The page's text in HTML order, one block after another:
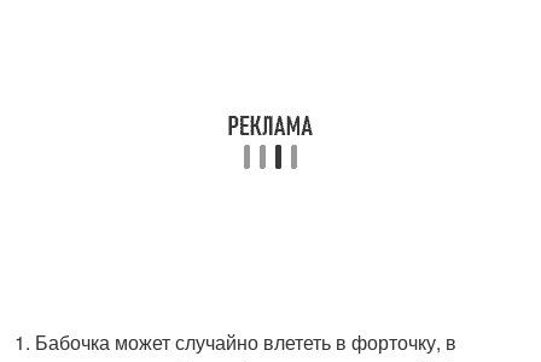
Бабочка может случайно влететь в форточку, в